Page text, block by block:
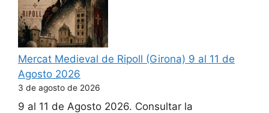
Mercat Medieval de Ripoll (Girona) 9 al 11 de
Agosto 2026
3 de agosto de 2026
9 al 11 de Agosto 2026. Consultar la